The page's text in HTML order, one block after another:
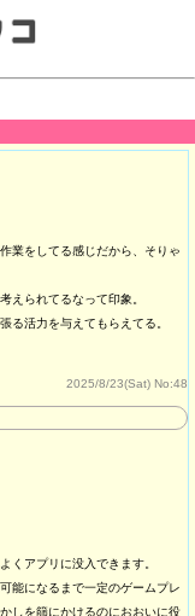
業をしてる感じだから、そりゃ
えられてるなって印象。
る活力を与えてもらえてる。
2025/8/23(Sat) No:48
くアプリに没入できます。
能になるまで一定のゲームプレ
しを篩にかけるのにおおいに役